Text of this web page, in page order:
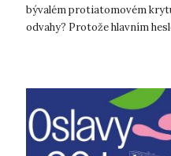
bývalém protiatomovém
odvahy? Protože hlavním